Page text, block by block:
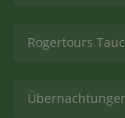
Rogertours